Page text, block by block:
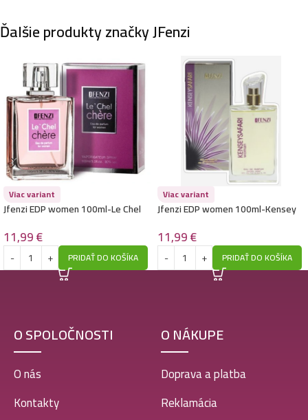
Ďalšie produkty značky JFenzi
Viac variant
Jfenzi EDP women 100ml-Le Chel
11,99€
PRIDAŤ DO KOŠÍKA
Viac variant
Jfenzi EDP women 100ml-Kensey
– P192
11,99€
PRIDAŤ DO KOŠÍKA
O SPOLOČNOSTI
O nás
Kontakty
O NÁKUPE
Doprava a platba
Reklamácia